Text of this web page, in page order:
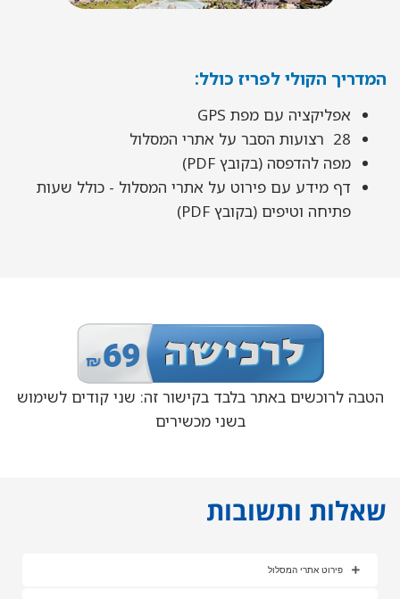
המדריך הקולי לפריז כולל:
אפליקציה עם מפת GPS
28 רצועות הסבר על אתרי המסלול
מפה להדפסה (בקובץ PDF)
דף מידע עם פירוט על אתרי המסלול - כולל שעות
פתיחה וטיפים (בקובץ PDF)
הטבה לרוכשים באתר בלבד בקישור זה: שני קודים לשימוש
בשני מכשירים
שאלות ותשובות
פירוט אתרי המסלול